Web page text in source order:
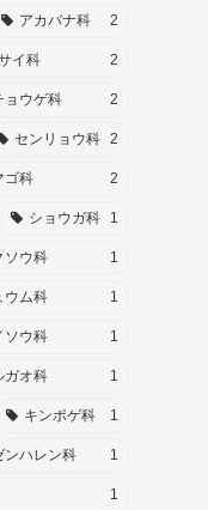
アカバナ科 2
イ科 2
ョウゲ科 2
センリョウ科 2
ゴ科 2
ショウガ科 1
ソウ科 1
ウム科 1
ソウ科 1
ガオ科 1
キンポゲ科 1
ンハレン科 1
1